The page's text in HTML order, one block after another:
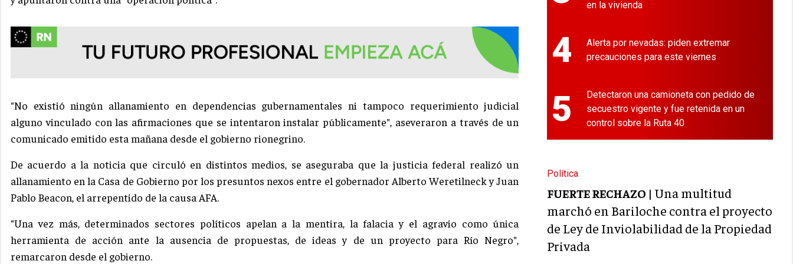
"No existió ningún allanamiento en dependencias gubernamentales ni tampoco requerimiento judicial
alguno vinculado con las afirmaciones que se intentaron instalar públicamente", aseveraron a través de un
comunicado emitido esta mañana desde el gobierno rionegrino.
De acuerdo a la noticia que circuló en distintos medios, se aseguraba que la justicia federal realizó un
allanamiento en la Casa de Gobierno por los presuntos nexos entre el gobernador Alberto Weretilneck y Juan
Pablo Beacon, el arrepentido de la causa AFA.
"Una vez más, determinados sectores políticos apelan a la mentira, la falacia y el agravio como única
herramienta de acción ante la ausencia de propuestas, de ideas y de un proyecto para Río Negro",
remarcaron desde el gobierno.
en la vivienda
4
Alerta por nevadas: piden extremar
precauciones para este viernes
5
Detectaron una camioneta con pedido de
secuestro vigente y fue retenida en un
control sobre la Ruta 40
Política
FUERTE RECHAZO | Una multitud
marchó en Bariloche contra el proyecto
de Ley de Inviolabilidad de la Propiedad
Privada